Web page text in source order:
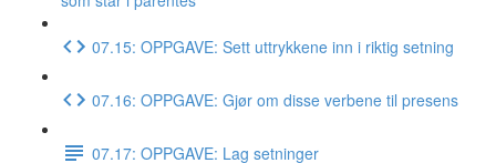
07.15: OPPGAVE: Sett uttrykkene inn i riktig setning
07.16: OPPGAVE: Gjør om disse verbene til presens
07.17: OPPGAVE: Lag setninger